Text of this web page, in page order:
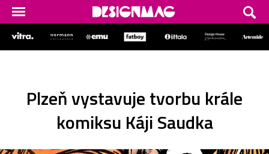
Plzeň vystavuje tvorbu krále
komiksu Káji Saudka